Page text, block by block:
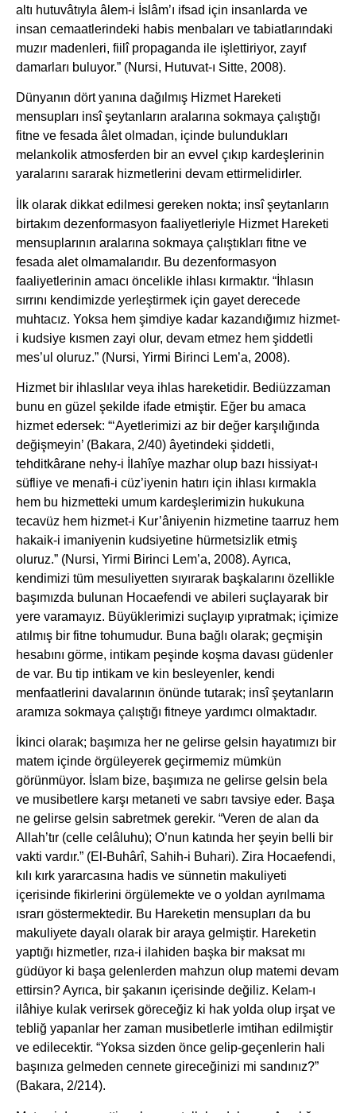
altı hutuvâtıyla âlem-i İslâm’ı ifsad için insanlarda ve
insan cemaatlerindeki habis menbaları ve tabiatlarındaki
muzır madenleri, fiilî propaganda ile işlettiriyor, zayıf
damarları buluyor.” (Nursi, Hutuvat-ı Sitte, 2008).
Dünyanın dört yanına dağılmış Hizmet Hareketi
mensupları insî şeytanların aralarına sokmaya çalıştığı
fitne ve fesada âlet olmadan, içinde bulundukları
melankolik atmosferden bir an evvel çıkıp kardeşlerinin
yaralarını sararak hizmetlerini devam ettirmelidirler.
İlk olarak dikkat edilmesi gereken nokta; insî şeytanların
birtakım dezenformasyon faaliyetleriyle Hizmet Hareketi
mensuplarının aralarına sokmaya çalıştıkları fitne ve
fesada alet olmamalarıdır. Bu dezenformasyon
faaliyetlerinin amacı öncelikle ihlası kırmaktır. “İhlasın
sırrını kendimizde yerleştirmek için gayet derecede
muhtacız. Yoksa hem şimdiye kadar kazandığımız hizmet-
i kudsiye kısmen zayi olur, devam etmez hem şiddetli
mes’ul oluruz.” (Nursi, Yirmi Birinci Lem’a, 2008).
Hizmet bir ihlaslılar veya ihlas hareketidir. Bediüzzaman
bunu en güzel şekilde ifade etmiştir. Eğer bu amaca
hizmet edersek: “‘Ayetlerimizi az bir değer karşılığında
değişmeyin’ (Bakara, 2/40) âyetindeki şiddetli,
tehditkârane nehy-i İlahîye mazhar olup bazı hissiyat-ı
süfliye ve menafi-i cüz’iyenin hatırı için ihlası kırmakla
hem bu hizmetteki umum kardeşlerimizin hukukuna
tecavüz hem hizmet-i Kur’âniyenin hizmetine taarruz hem
hakaik-i imaniyenin kudsiyetine hürmetsizlik etmiş
oluruz.” (Nursi, Yirmi Birinci Lem’a, 2008). Ayrıca,
kendimizi tüm mesuliyetten sıyırarak başkalarını özellikle
başımızda bulunan Hocaefendi ve abileri suçlayarak bir
yere varamayız. Büyüklerimizi suçlayıp yıpratmak; içimize
atılmış bir fitne tohumudur. Buna bağlı olarak; geçmişin
hesabını görme, intikam peşinde koşma davası güdenler
de var. Bu tip intikam ve kin besleyenler, kendi
menfaatlerini davalarının önünde tutarak; insî şeytanların
aramıza sokmaya çalıştığı fitneye yardımcı olmaktadır.
İkinci olarak; başımıza her ne gelirse gelsin hayatımızı bir
matem içinde örgüleyerek geçirmemiz mümkün
görünmüyor. İslam bize, başımıza ne gelirse gelsin bela
ve musibetlere karşı metaneti ve sabrı tavsiye eder. Başa
ne gelirse gelsin sabretmek gerekir. “Veren de alan da
Allah’tır (celle celâluhu); O’nun katında her şeyin belli bir
vakti vardır.” (El-Buhârî, Sahih-i Buhari). Zira Hocaefendi,
kılı kırk yararcasına hadis ve sünnetin makuliyeti
içerisinde fikirlerini örgülemekte ve o yoldan ayrılmama
ısrarı göstermektedir. Bu Hareketin mensupları da bu
makuliyete dayalı olarak bir araya gelmiştir. Hareketin
yaptığı hizmetler, rıza-i ilahiden başka bir maksat mı
güdüyor ki başa gelenlerden mahzun olup matemi devam
ettirsin? Ayrıca, bir şakanın içerisinde değiliz. Kelam-ı
ilâhiye kulak verirsek göreceğiz ki hak yolda olup irşat ve
tebliğ yapanlar her zaman musibetlerle imtihan edilmiştir
ve edilecektir. “Yoksa sizden önce gelip-geçenlerin hali
başınıza gelmeden cennete gireceğinizi mi sandınız?”
(Bakara, 2/214).